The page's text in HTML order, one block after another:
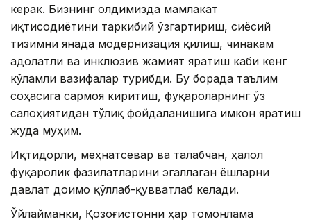
керак. Бизнинг олдимизда мамлакат
иқтисодиётини таркибий ўзгартириш, сиёсий
тизимни янада модернизация қилиш, чинакам
адолатли ва инклюзив жамият яратиш каби кенг
кўламли вазифалар турибди. Бу борада таълим
соҳасига сармоя киритиш, фуқароларнинг ўз
салоҳиятидан тўлиқ фойдаланишига имкон яратиш
жуда муҳим.
Иқтидорли, меҳнатсевар ва талабчан, ҳалол
фуқаролик фазилатларини эгаллаган ёшларни
давлат доимо қўллаб-қувватлаб келади.
Ўйлайманки, Қозоғистонни ҳар томонлама